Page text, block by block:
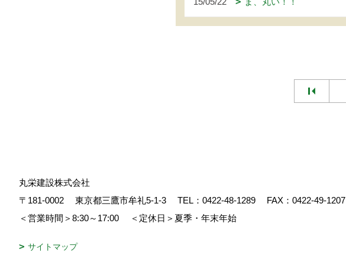
丸栄建設株式会社
〒181-0002
東京都三鷹市牟礼5-1-3 TEL： 0422-48-1289
FAX：0422-49-1207
＜営業時間＞8:30～17:00
＜定休日＞夏季・年末年始
サイトマップ